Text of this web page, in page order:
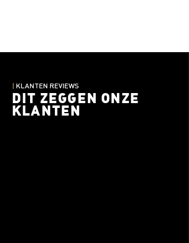
| KLANTEN REVIEWS
DIT ZEGGEN ONZE
KLANTEN